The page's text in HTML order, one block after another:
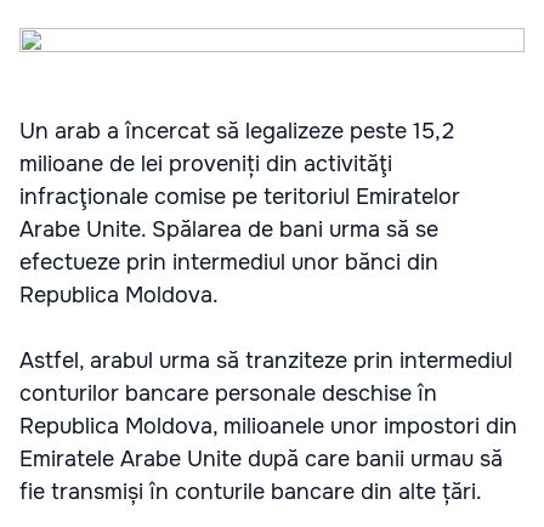
Un arab a încercat să legalizeze peste 15,2
milioane de lei proveniți din activităţi
infracţionale comise pe teritoriul Emiratelor
Arabe Unite. Spălarea de bani urma să se
efectueze prin intermediul unor bănci din
Republica Moldova.
Astfel, arabul urma să tranziteze prin intermediul
conturilor bancare personale deschise în
Republica Moldova, milioanele unor impostori din
Emiratele Arabe Unite după care banii urmau să
fie transmiși în conturile bancare din alte țări.